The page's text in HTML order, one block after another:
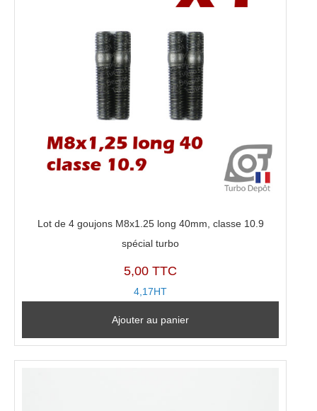
Lot de 4 goujons M8x1.25 long 40mm, classe 10.9
spécial turbo
5,00 TTC
4,17HT
Ajouter au panier